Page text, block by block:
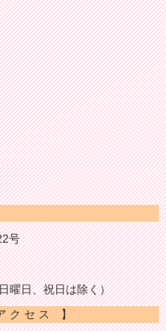
号
曜日、祝日は除く）
ク セ ス 】